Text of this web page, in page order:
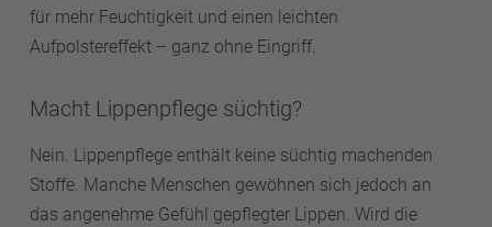
für mehr Feuchtigkeit und einen leichten
Aufpolstereffekt – ganz ohne Eingriff.
Macht Lippenpflege süchtig?
Nein. Lippenpflege enthält keine süchtig machenden
Stoffe. Manche Menschen gewöhnen sich jedoch an
das angenehme Gefühl gepflegter Lippen. Wird die